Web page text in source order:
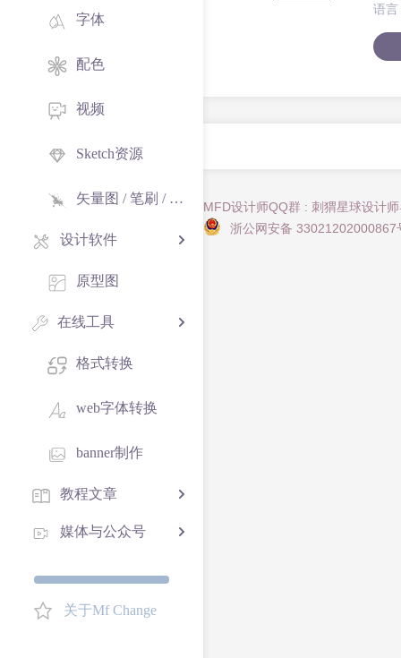
字体
配色
视频
Sketch资源
矢量图 / 笔刷 / 纹理
设计软件
原型图
在线工具
格式转换
web字体转换
banner制作
教程文章
媒体与公众号
关于Mf Change
语言
MFD设计师QQ群 : 刺猬星球设计
浙公网安备 33021202000867